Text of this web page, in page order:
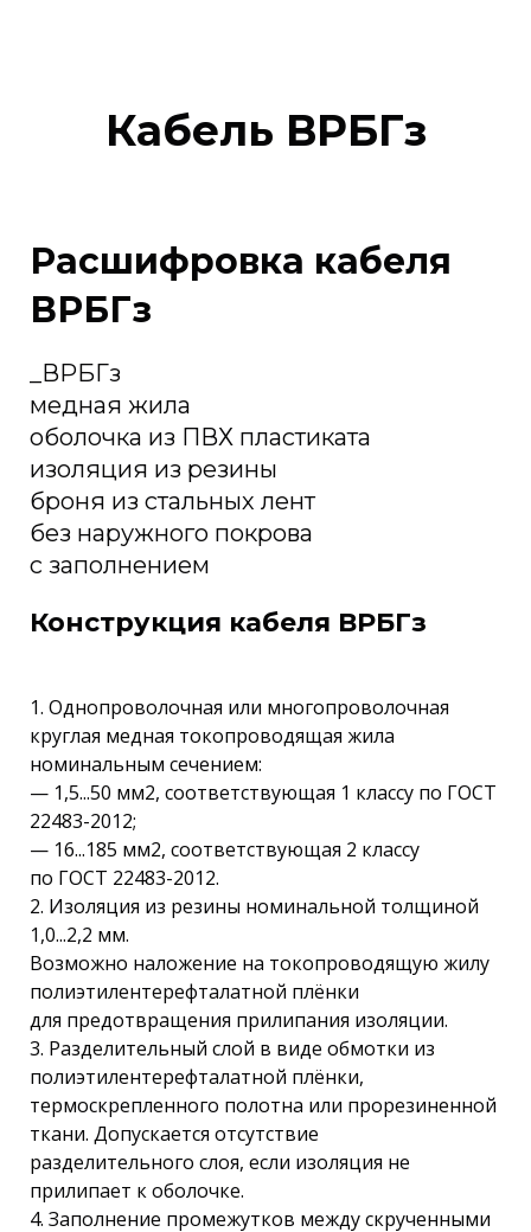
Кабель ВРБГз
Расшифровка кабеля
ВРБГз
_ВРБГз
медная жила
оболочка из ПВХ пластиката
изоляция из резины
броня из стальных лент
без наружного покрова
с заполнением
Конструкция кабеля ВРБГз
1. Однопроволочная или многопроволочная
круглая медная токопроводящая жила
номинальным сечением:
— 1,5...50 мм2, соответствующая 1 классу по ГОСТ
22483-2012;
— 16...185 мм2, соответствующая 2 классу
по ГОСТ 22483-2012.
2. Изоляция из резины номинальной толщиной
1,0...2,2 мм.
Возможно наложение на токопроводящую жилу
полиэтилентерефталатной плёнки
для предотвращения прилипания изоляции.
3. Разделительный слой в виде обмотки из
полиэтилентерефталатной плёнки,
термоскрепленного полотна или прорезиненной
ткани. Допускается отсутствие
разделительного слоя, если изоляция не
прилипает к оболочке.
4. Заполнение промежутков между скрученными